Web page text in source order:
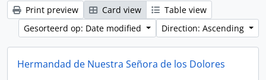
Print preview Card view
Table view
Gesorteerd op: Date modified
Direction: Ascending
Hermandad de Nuestra Señora de los Dolores